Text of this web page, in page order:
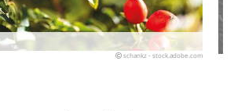
schankz - stock.adobe.com